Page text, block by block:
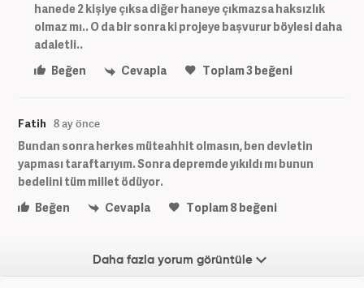
hanede 2 kişiye çıksa diğer haneye çıkmazsa haksızlık
olmaz mı.. O da bir sonra ki projeye başvurur böylesi daha
adaletli..
Beğen
Cevapla Toplam3beğeni
Fatih 8 ay önce
Bundan sonra herkes müteahhit olmasın, ben devletin
yapması taraftarıyım. Sonra depremde yıkıldı mı bunun
bedelini tüm millet ödüyor.
Beğen
Cevapla Toplam8beğeni
Daha fazla yorum görüntüle